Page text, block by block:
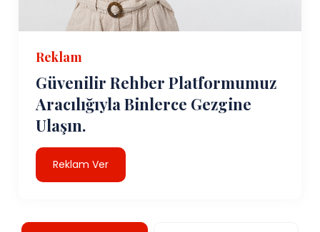
Reklam
Güvenilir Rehber Platformumuz
Aracılığıyla Binlerce Gezgine
Ulaşın.
Reklam Ver